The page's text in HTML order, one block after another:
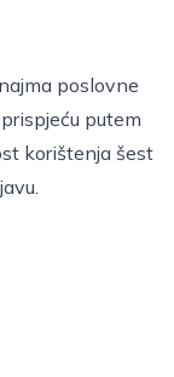
poslovne
putem
korištenja šest